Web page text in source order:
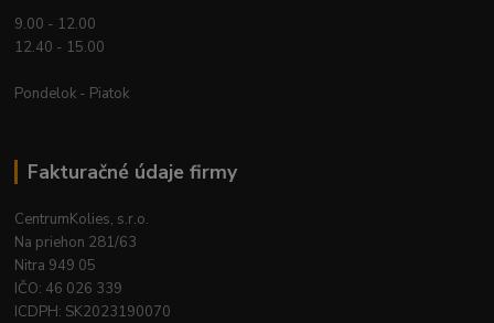
9.00 - 12.00
12.40 - 15.00
Pondelok - Piatok
Fakturačné údaje firmy
CentrumKolies, s.r.o.
Na priehon 281/63
Nitra 949 05
IČO: 46 026 339
ICDPH: SK2023190070